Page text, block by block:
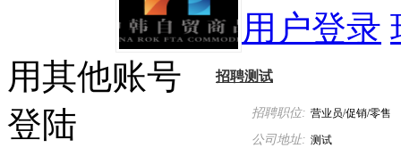
招聘测试
招聘职位: 营业员/促销/零售
公司地址: 测试
用户登录
用其他账号
登陆